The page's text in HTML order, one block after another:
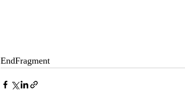
EndFragment